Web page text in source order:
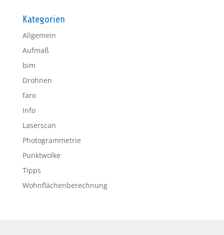
Kategorien
Allgemein
Aufmaß
bim
Drohnen
faro
Info
Laserscan
Photogrammetrie
Punktwolke
Tipps
Wohnflächenberechnung